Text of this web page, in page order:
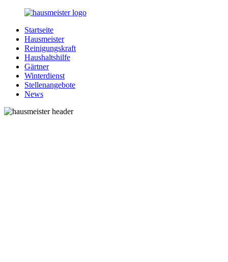
Zurück
Inhalt
Hausmeister.de
Alles
rund
Ihren
Haushalt
Startseite
Hausmeister
Reinigungskraft
Haushaltshilfe
Gärtner
Winterdienst
Stellenangebote
News